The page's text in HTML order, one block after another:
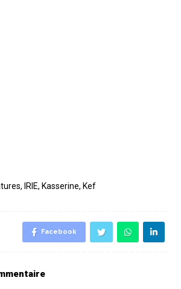
, IRIE, Kasserine, Kef
Facebook